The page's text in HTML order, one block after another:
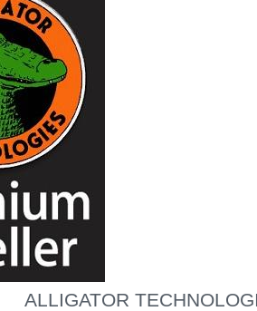
ALLIGATOR